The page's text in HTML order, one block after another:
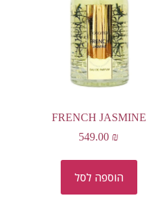
FRENCH JASMINE
549.00 ₪
הוספה לסל